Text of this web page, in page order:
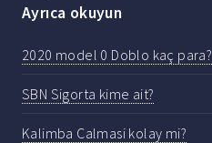
Ayrıca okuyun
2020 model 0 Doblo kaç para?
SBN Sigorta kime ait?
Kalimba Calmasi kolay mi?